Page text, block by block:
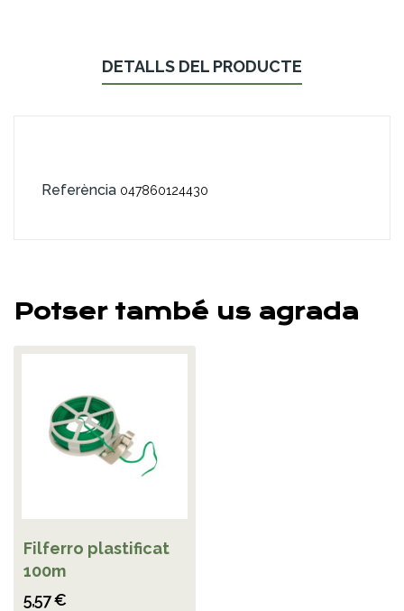
DETALLS DEL PRODUCTE
Referència 047860124430
Potser també us agrada
Filferro plastificat
100m
5,57 €